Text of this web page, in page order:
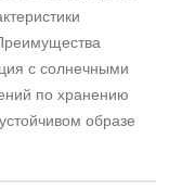
с солнечными
по хранению
образе